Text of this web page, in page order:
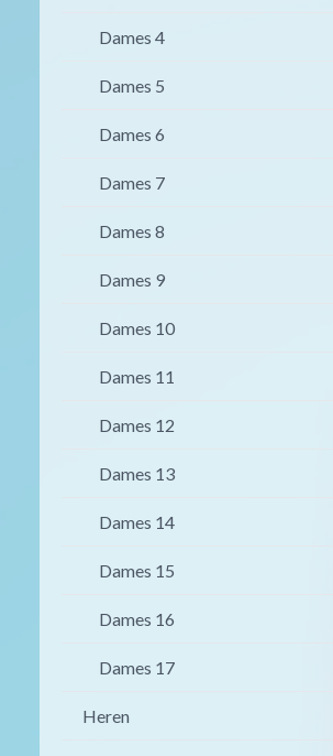
Dames 4
Dames 5
Dames 6
Dames 7
Dames 8
Dames 9
Dames 10
Dames 11
Dames 12
Dames 13
Dames 14
Dames 15
Dames 16
Dames 17
Heren